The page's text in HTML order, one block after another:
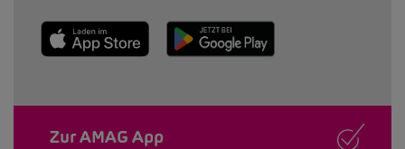
Zur AMAG App